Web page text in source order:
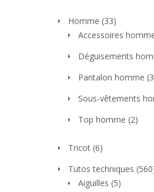
Homme (33)
Accessoires
Déguisements
Pantalon homme
Sous-vêtements
Top homme (2)
Tricot (6)
Tutos techniques
Aiguilles (5)